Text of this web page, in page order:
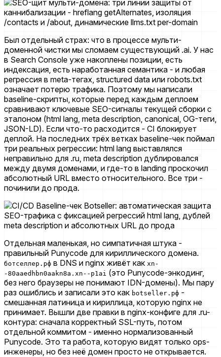
Был отдельный страх: что в процессе мульти-
доменной чистки мы сломаем существующий .ai. У нас
в Search Console уже накоплены позиции, есть
индексация, есть наработанная семантика - и любая
регрессия в meta-тегах, structured data или robots.txt
означает потерю трафика. Поэтому мы написали
baseline-скрипты, которые перед каждым деплоем
сравнивают ключевые SEO-сигналы текущей сборки с
эталоном (html lang, meta description, canonical, OG-теги,
JSON-LD). Если что-то расходится - CI блокирует
деплой. На последних трёх ветках baseline-чек поймал
три реальных регрессии: html lang выставлялся
неправильно для .ru, meta description дублировался
между двумя доменами, и где-то в landing проскочил
абсолютный URL вместо относительного. Все три -
починили до прода.
Отдельная маленькая, но симпатичная штука -
правильный Punycode для кириллического домена.
ботселлер.рф в DNS и nginx живёт как xn-
-80aaedhbn0aakn8a.xn--p1ai (это Punycode-энкодинг,
без него браузеры не понимают IDN-домены). Мы пару
раз ошиблись и записали это как botseller.рф -
смешанная латиница и кириллица, которую nginx не
принимает. Вышли две правки в nginx-конфиге для .ru-
контура: сначала корректный SSL-путь, потом
отдельной коммитом - именно нормализованный
Punycode. Это та работа, которую видят только ops-
инженеры, но без неё домен просто не открывается.